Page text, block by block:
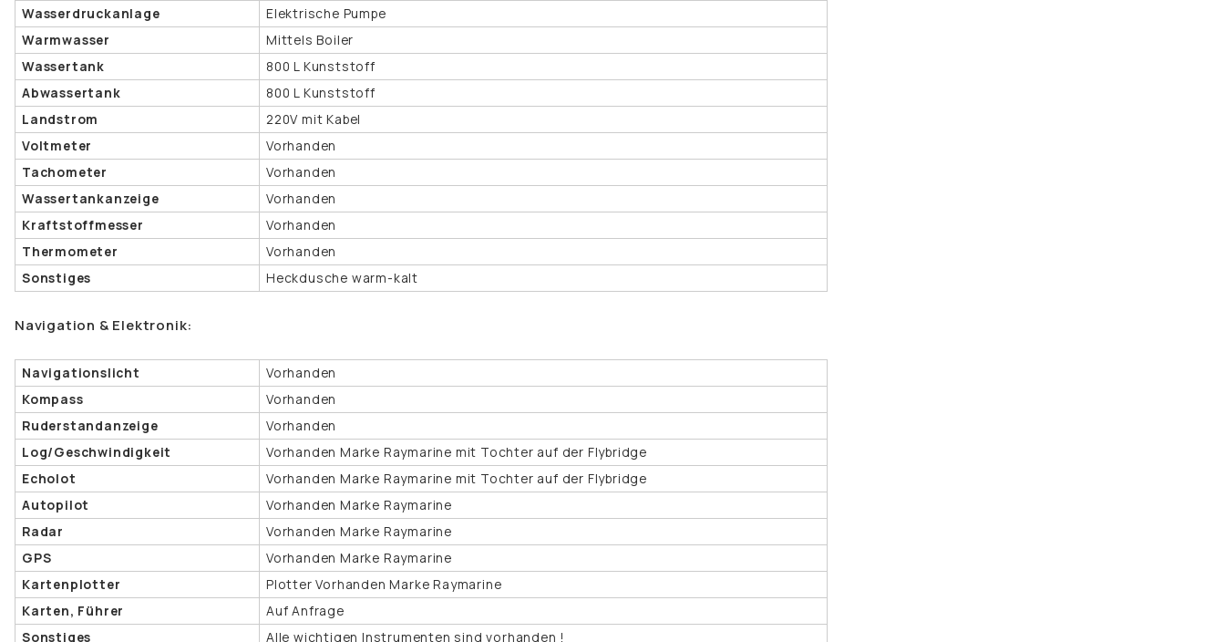
Wasserdruckanlage
Elektrische Pumpe
Warmwasser
Mittels Boiler
Wassertank
800 L Kunststoff
Abwassertank
800 L Kunststoff
Landstrom
220V mit Kabel
Voltmeter
Vorhanden
Tachometer
Vorhanden
Wassertankanzeige
Vorhanden
Kraftstoffmesser
Vorhanden
Thermometer
Vorhanden
Sonstiges
Heckdusche warm-kalt
Navigation & Elektronik:
Navigationslicht
Vorhanden
Kompass
Vorhanden
Ruderstandanzeige
Vorhanden
Log/Geschwindigkeit
Vorhanden Marke Raymarine mit Tochter auf der Flybridge
Echolot
Vorhanden Marke Raymarine mit Tochter auf der Flybridge
Autopilot
Vorhanden Marke Raymarine
Radar
Vorhanden Marke Raymarine
GPS
Vorhanden Marke Raymarine
Kartenplotter
Plotter Vorhanden Marke Raymarine
Karten, Führer
Auf Anfrage
Sonstiges
Alle wichtigen Instrumenten sind vorhanden !